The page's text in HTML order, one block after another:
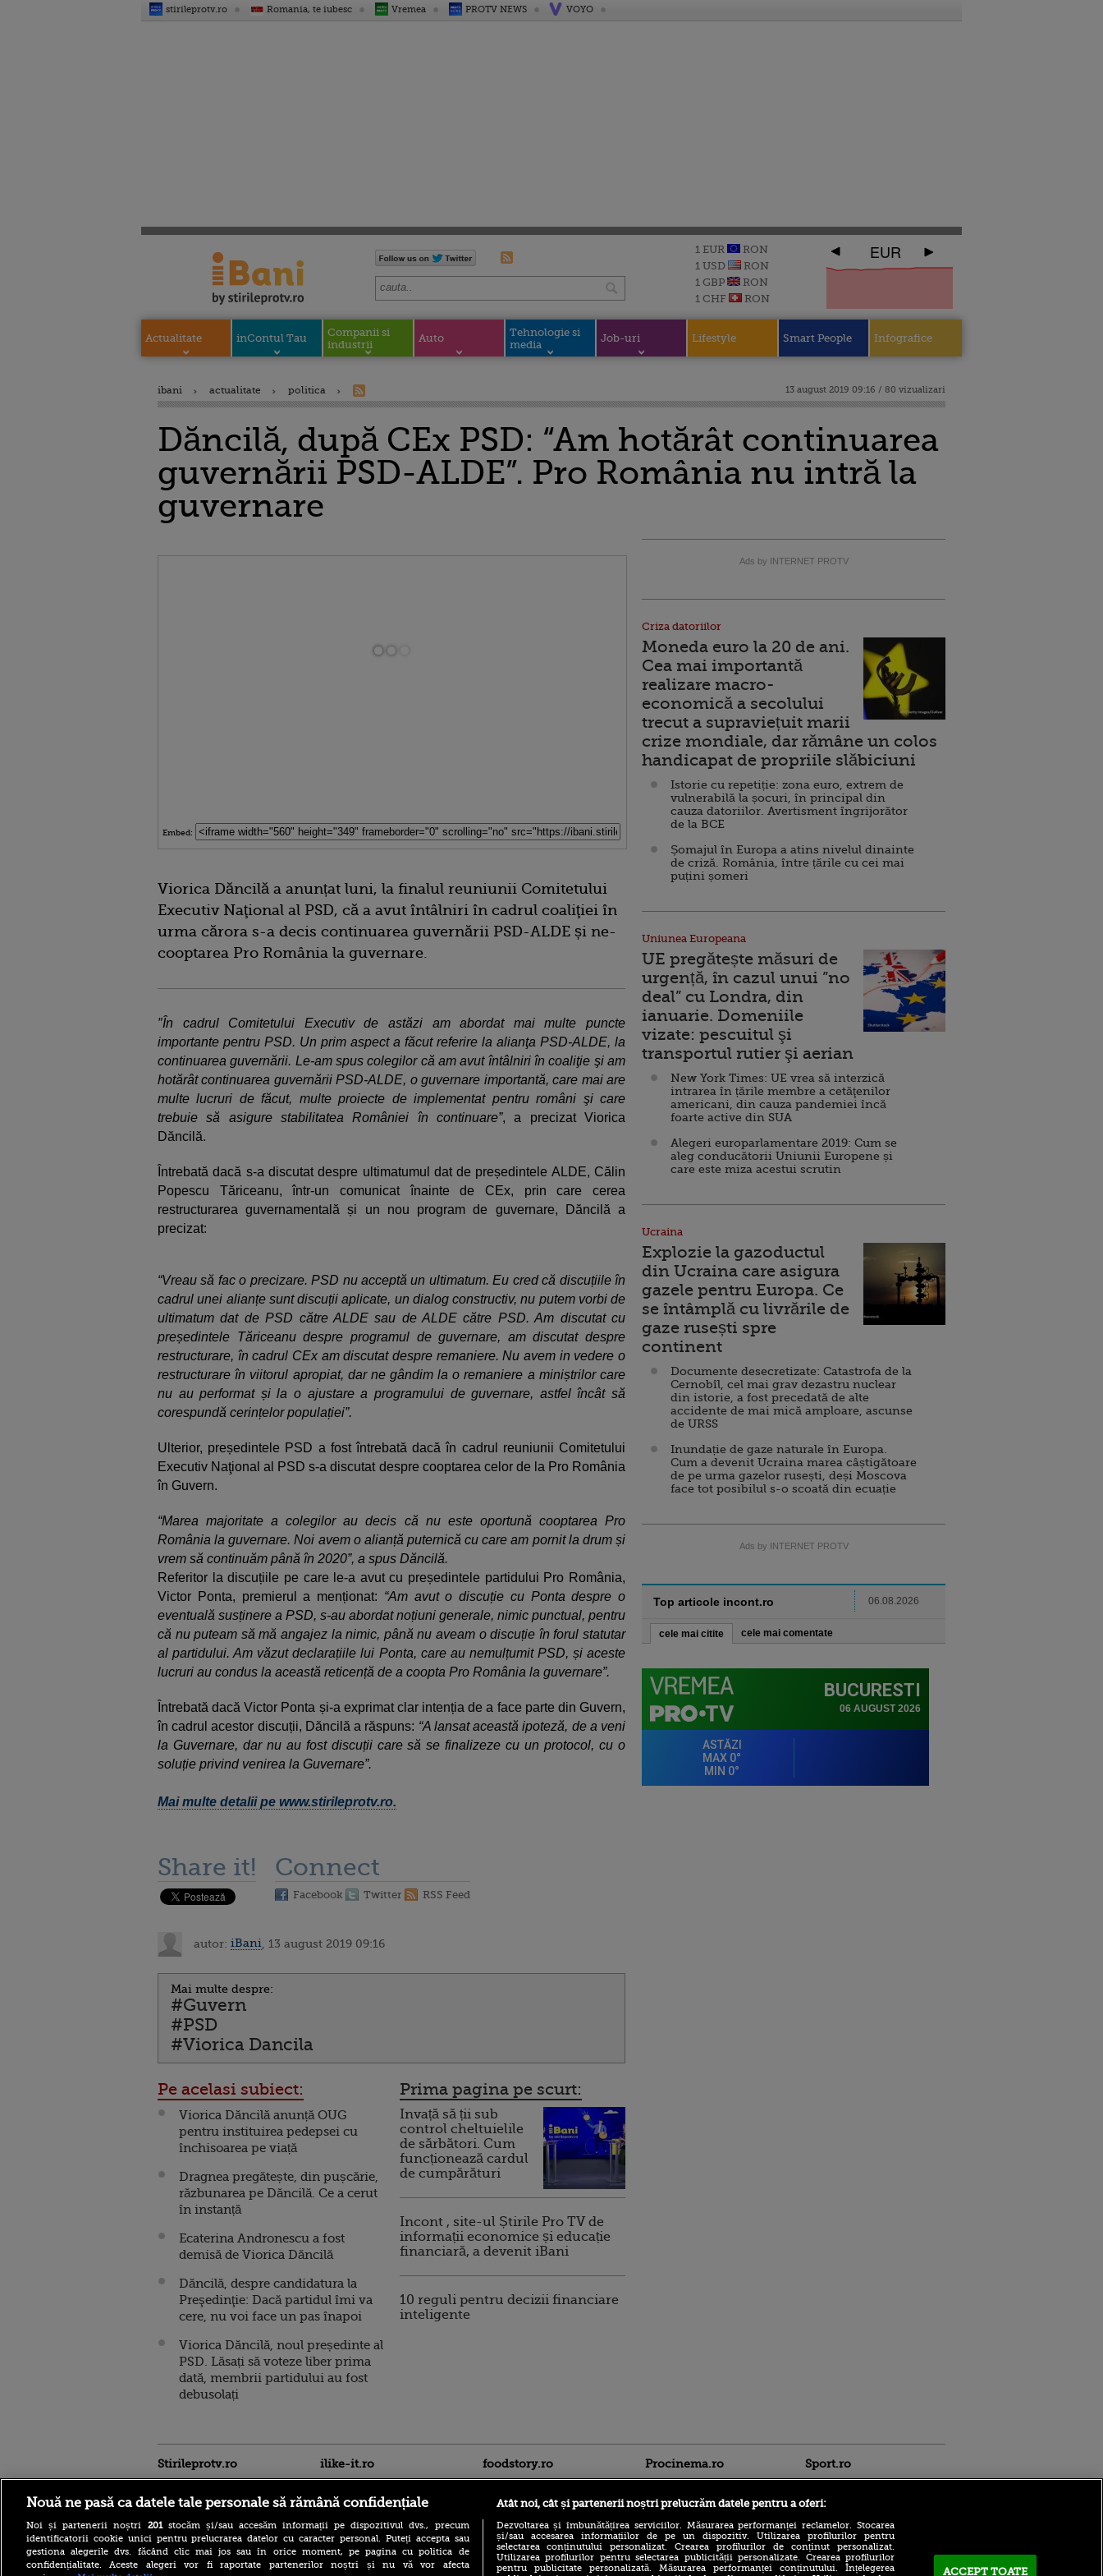
stirileprotv.ro Romania, te iubesc Vremea PROTV NEWS VOYO
1 EUR
RON
1 USD
RON
1 GBP
RON
1 CHF
RON
EUR
Actualitate inContul Tau
Companii si
industrii
Auto
Tehnologie si
media
Job-uri Lifestyle Smart People Infografice
ibani actualitate politica 13 august 2019 09:16 / 80 vizualizari
Dăncilă, după CEx PSD: “Am hotărât continuarea
guvernării PSD-ALDE”. Pro România nu intră la
guvernare
Embed:
Viorica Dăncilă a anunțat luni, la finalul reuniunii Comitetului
Executiv Naţional al PSD, că a avut întâlniri în cadrul coaliţiei în
urma cărora s-a decis continuarea guvernării PSD-ALDE și ne-
cooptarea Pro România la guvernare.
″În cadrul Comitetului Executiv de astăzi am abordat mai multe puncte
importante pentru PSD. Un prim aspect a făcut referire la alianţa PSD-ALDE, la
continuarea guvernării. Le-am spus colegilor că am avut întâlniri în coaliţie şi am
hotărât continuarea guvernării PSD-ALDE, o guvernare importantă, care mai are
multe lucruri de făcut, multe proiecte de implementat pentru români şi care
trebuie să asigure stabilitatea României în continuare”, a precizat Viorica
Dăncilă.
Întrebată dacă s-a discutat despre ultimatumul dat de președintele ALDE, Călin
Popescu Tăriceanu, într-un comunicat înainte de CEx, prin care cerea
restructurarea guvernamentală și un nou program de guvernare, Dăncilă a
precizat:
“Vreau să fac o precizare. PSD nu acceptă un ultimatum. Eu cred că discuțiile în
cadrul unei alianțe sunt discuții aplicate, un dialog constructiv, nu putem vorbi de
ultimatum dat de PSD către ALDE sau de ALDE către PSD. Am discutat cu
președintele Tăriceanu despre programul de guvernare, am discutat despre
restructurare, în cadrul CEx am discutat despre remaniere. Nu avem in vedere o
restructurare în viitorul apropiat, dar ne gândim la o remaniere a miniștrilor care
nu au performat și la o ajustare a programului de guvernare, astfel încât să
corespundă cerințelor populației”.
Ulterior, președintele PSD a fost întrebată dacă în cadrul reuniunii Comitetului
Executiv Naţional al PSD s-a discutat despre cooptarea celor de la Pro România
în Guvern.
“Marea majoritate a colegilor au decis că nu este oportună cooptarea Pro
România la guvernare. Noi avem o alianță puternică cu care am pornit la drum și
vrem să continuăm până în 2020”, a spus Dăncilă.
Referitor la discuțiile pe care le-a avut cu președintele partidului Pro România,
Victor Ponta, premierul a menționat: “Am avut o discuție cu Ponta despre o
eventuală susținere a PSD, s-au abordat noțiuni generale, nimic punctual, pentru
că nu puteam să mă angajez la nimic, până nu aveam o discuție în forul statutar
al partidului. Am văzut declarațiile lui Ponta, care au nemulțumit PSD, și aceste
lucruri au condus la această reticență de a coopta Pro România la guvernare”.
Întrebată dacă Victor Ponta și-a exprimat clar intenția de a face parte din Guvern,
în cadrul acestor discuții, Dăncilă a răspuns: “A lansat această ipoteză, de a veni
la Guvernare, dar nu au fost discuții care să se finalizeze cu un protocol, cu o
soluție privind venirea la Guvernare”.
Mai multe detalii pe www.stirileprotv.ro.
Share it! Connect
Facebook Twitter RSS Feed
autor: iBani , 13 august 2019 09:16
Mai multe despre:
#Guvern
#PSD
#Viorica Dancila
Pe acelasi subiect:
Viorica Dăncilă anunță OUG
pentru instituirea pedepsei cu
închisoarea pe viață
Dragnea pregătește, din pușcărie,
răzbunarea pe Dăncilă. Ce a cerut
în instanță
Ecaterina Andronescu a fost
demisă de Viorica Dăncilă
Dăncilă, despre candidatura la
Preşedinţie: Dacă partidul îmi va
cere, nu voi face un pas înapoi
Viorica Dăncilă, noul președinte al
PSD. Lăsați să voteze liber prima
dată, membrii partidului au fost
debusolați
Prima pagina pe scurt:
Invață să ții sub
control cheltuielile
de sărbători. Cum
funcționează cardul
de cumpărături
Incont , site-ul Știrile Pro TV de
informații economice și educație
financiară, a devenit iBani
10 reguli pentru decizii financiare
inteligente
Ads by INTERNET PROTV
Criza datoriilor
Moneda euro la 20 de ani.
Cea mai importantă
realizare macro-
economică a secolului
trecut a supraviețuit marii
crize mondiale, dar rămâne un colos
handicapat de propriile slăbiciuni
Istorie cu repetiție: zona euro, extrem de
vulnerabilă la șocuri, în principal din
cauza datoriilor. Avertisment îngrijorător
de la BCE
Șomajul în Europa a atins nivelul dinainte
de criză. România, între țările cu cei mai
puțini șomeri
Uniunea Europeana
UE pregătește măsuri de
urgență, în cazul unui ”no
deal” cu Londra, din
ianuarie. Domeniile
vizate: pescuitul şi
transportul rutier şi aerian
New York Times: UE vrea să interzică
intrarea în țările membre a cetăţenilor
americani, din cauza pandemiei încă
foarte active din SUA
Alegeri europarlamentare 2019: Cum se
aleg conducătorii Uniunii Europene și
care este miza acestui scrutin
Ucraina
Explozie la gazoductul
din Ucraina care asigura
gazele pentru Europa. Ce
se întâmplă cu livrările de
gaze rusești spre
continent
Documente desecretizate: Catastrofa de la
Cernobîl, cel mai grav dezastru nuclear
din istorie, a fost precedată de alte
accidente de mai mică amploare, ascunse
de URSS
Inundație de gaze naturale în Europa.
Cum a devenit Ucraina marea câștigătoare
de pe urma gazelor rusești, deși Moscova
face tot posibilul s-o scoată din ecuație
Ads by INTERNET PROTV
Top articole incont.ro 06.08.2026
cele mai citite cele mai comentate
Stirileprotv.ro ilike-it.ro foodstory.ro Procinema.ro Sport.ro
Ilie Dumitrescu nu a ezitat!
Nouă ne pasă ca datele tale personale să rămână confidențiale
Noi și partenerii noștri 201stocăm și/sau accesăm informații pe dispozitivul dvs., precum
identificatorii cookie unici pentru prelucrarea datelor cu caracter personal. Puteți accepta sau
gestiona alegerile dvs. făcând clic mai jos sau în orice moment, pe pagina cu politica de
confidențialitate. Aceste alegeri vor fi raportate partenerilor noștri și nu vă vor afecta
Atât noi, cât și partenerii noștri prelucrăm datele pentru a oferi:
Dezvoltarea și îmbunătățirea serviciilor. Măsurarea performanței reclamelor. Stocarea
și/sau accesarea informațiilor de pe un dispozitiv. Utilizarea profilurilor pentru
selectarea conținutului personalizat. Crearea profilurilor de conținut personalizat.
Utilizarea profilurilor pentru selectarea publicității personalizate. Crearea profilurilor
pentru publicitate personalizată. Măsurarea performanței conținutului. Înțelegerea
ACCEPT TOATE